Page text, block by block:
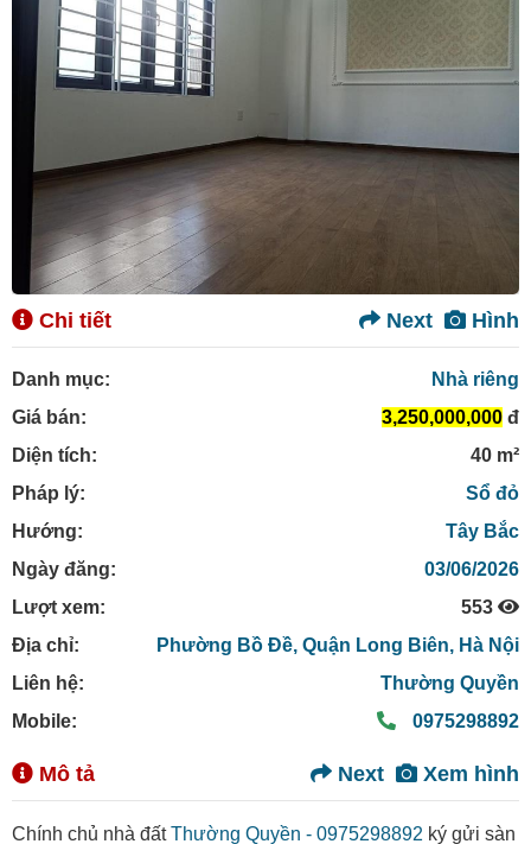
Chi tiết Hình
Next
Danh mục:
Nhà riêng
Giá bán:
3,250,000,000 đ
Diện tích:
40 m²
Pháp lý:
Sổ đỏ
Hướng:
Tây Bắc
Ngày đăng:
03/06/2026
Lượt xem:
553
Địa chỉ:
Phường Bồ Đề, Quận Long Biên, Hà Nội
Liên hệ:
Thường Quyền
Mobile:
0975298892
Mô tả Xem hình
Next
Chính chủ nhà đấtThường Quyền - 0975298892 ký gửi sàn